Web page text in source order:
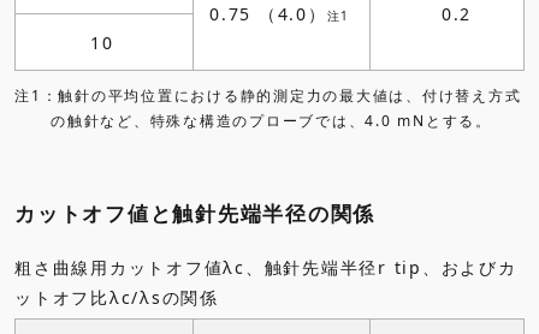
0.75 （4.0）
注1
0.2
10
注1：触針の平均位置における静的測定力の最大値は、付け替え方式
の触針など、特殊な構造のプローブでは、4.0 mNとする。
カットオフ値と触針先端半径の関係
粗さ曲線用カットオフ値λc、触針先端半径r tip、およびカ
ットオフ比λc/λsの関係